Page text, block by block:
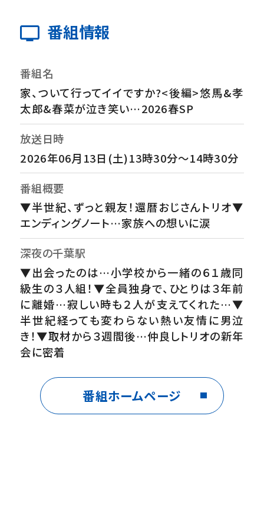
番組情報
番組名
家、ついて行ってイイですか?<後編>悠馬&孝
太郎&春菜が泣き笑い…2026春SP
放送日時
2026年06月13日(土)13時30分～14時30分
番組概要
▼半世紀、ずっと親友！還暦おじさんトリオ▼
エンディングノート…家族への想いに涙
深夜の千葉駅
▼出会ったのは…小学校から一緒の６１歳同
級生の３人組！▼全員独身で、ひとりは３年前
に離婚…寂しい時も２人が支えてくれた…▼
半世紀経っても変わらない熱い友情に男泣
き！▼取材から３週間後…仲良しトリオの新年
会に密着
深夜の船橋駅
▼出会ったのは…美大を目指す２０歳女性！▼
母は１２年前に肺腺がんで他界…今は父と弟
番組ホームページ